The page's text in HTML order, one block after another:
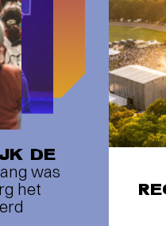
DE
was
het